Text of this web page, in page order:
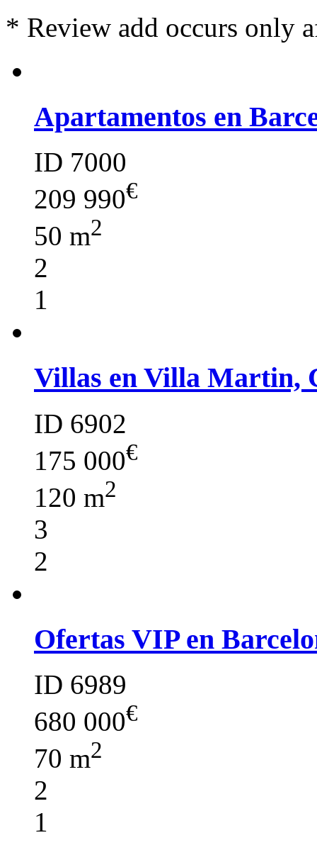
* Review add occurs only
Apartamentos en
ID 7000
209 990€
50 m2
2
1
Villas en Villa Martin,
ID 6902
175 000€
120 m2
3
2
Ofertas VIP en
ID 6989
680 000€
70 m2
2
1